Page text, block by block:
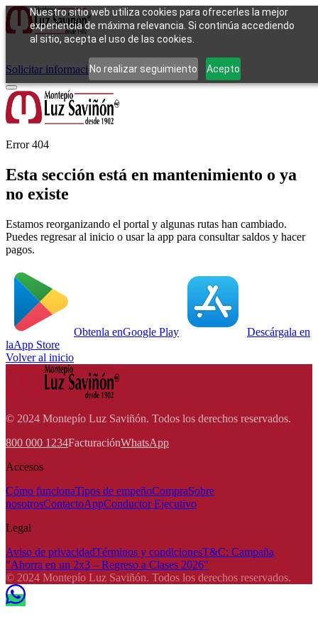
Nuestro sitio web utiliza cookies para ofrecerles la mejor
experiencia de máxima relevancia. Si continúa accediendo
al sitio, acepta el uso de las cookies.
No realizar seguimiento Acepto
Cómo funcionaTipos de empeñoCompraContacto
Solicitar información Iniciar sesión
Error 404
Esta sección está en mantenimiento o ya
no existe
Estamos reorganizando el portal y algunas rutas han cambiado.
Puedes regresar al inicio o usar la app para consultar saldos y hacer
pagos.
Obtenla enGoogle Play
Descárgala en
laApp Store
Volver al inicio
© 2024 Montepío Luz Saviñón. Todos los derechos reservados.
800 000 1234FacturaciónWhatsApp
Accesos
Cómo funcionaTipos de empeñoCompraSobre
nosotrosContactoAppConductor Ejecutivo
Legal
Aviso de privacidadTérminos y condicionesT&C: Campaña
"Ahorra en un 2x3 – Regreso a Clases 2026"
© 2024 Montepío Luz Saviñón. Todos los derechos reservados.